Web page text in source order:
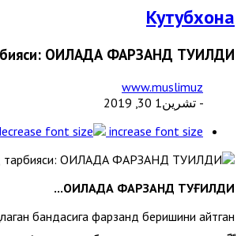
Кутубхона
ОИЛАДА ФАРЗАНД ТУҒИЛДИ...
www.muslimuz
- تشرين1 30, 2019
increase font size
ОИЛАДА ФАРЗАНД ТУҒИЛДИ...
бандасига фарзанд беришини айтган: